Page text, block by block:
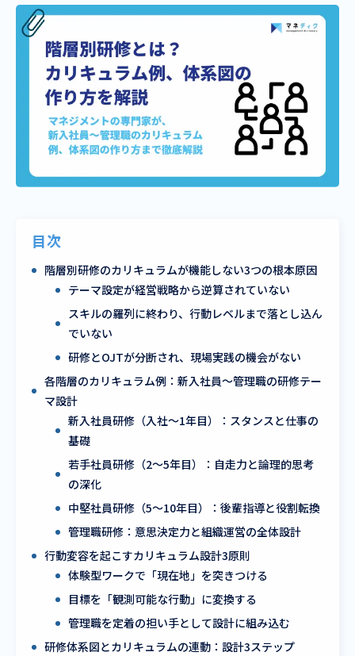
目次
階層別研修のカリキュラムが機能しない3つの根本原因
テーマ設定が経営戦略から逆算されていない
スキルの羅列に終わり、行動レベルまで落とし込ん
でいない
研修とOJTが分断され、現場実践の機会がない
各階層のカリキュラム例：新入社員〜管理職の研修テー
マ設計
新入社員研修（入社〜1年目）：スタンスと仕事の
基礎
若手社員研修（2〜5年目）：自走力と論理的思考
の深化
中堅社員研修（5〜10年目）：後輩指導と役割転換
管理職研修：意思決定力と組織運営の全体設計
行動変容を起こすカリキュラム設計3原則
体験型ワークで「現在地」を突きつける
目標を「観測可能な行動」に変換する
管理職を定着の担い手として設計に組み込む
研修体系図とカリキュラムの連動：設計3ステップ